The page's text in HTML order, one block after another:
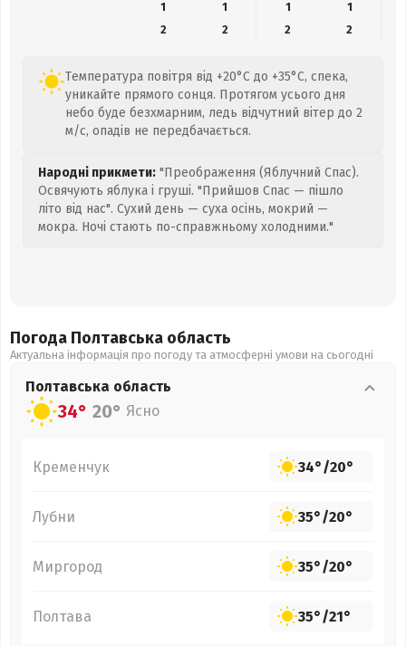
1
1 1
1
2
2 2 2
Температура повітря від +20°C до +35°C, спека,
уникайте прямого сонця. Протягом усього дня
небо буде безхмарним, ледь відчутний вітер до 2
м/с, опадів не передбачається.
Народні прикмети: "Преображення (Яблучний Спас).
Освячують яблука і груші. "Прийшов Спас — пішло
літо від нас". Сухий день — суха осінь, мокрий —
мокра. Ночі стають по-справжньому холодними."
Погода Полтавська область
Актуальна інформація про погоду та атмосферні умови на сьогодні
Полтавська область
34° 20° Ясно
Кременчук 34°/20°
Лубни 35°/20°
Миргород 35°/20°
Полтава 35°/21°